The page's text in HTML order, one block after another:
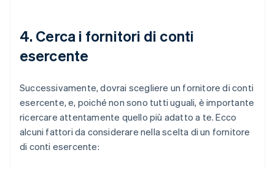
4. Cerca i fornitori di conti
esercente
Successivamente, dovrai scegliere un fornitore di conti
esercente, e, poiché non sono tutti uguali, è importante
ricercare attentamente quello più adatto a te. Ecco
alcuni fattori da considerare nella scelta di un fornitore
di conti esercente: